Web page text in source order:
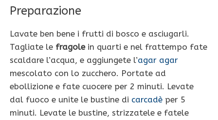
Preparazione
Lavate ben bene i frutti di bosco e asciugarli.
Tagliate le fragolein quarti e nel frattempo fate
scaldare l’acqua, e aggiungete l’agar agar
mescolato con lo zucchero. Portate ad
ebollizione e fate cuocere per 2 minuti. Levate
dal fuoco e unite le bustine di carcadè per 5
minuti. Levate le bustine, strizzatele e fatele